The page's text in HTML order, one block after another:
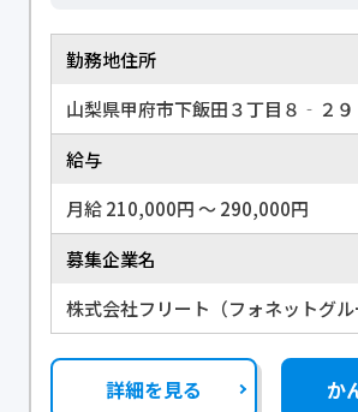
勤務地住所
山梨県甲府市下飯田３丁目８‐２９
給与
月給 210,000円 〜 290,000円
募集企業名
株式会社フリート（フォネットグル
詳細を見る か